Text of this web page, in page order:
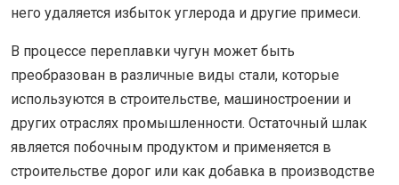
него удаляется избыток углерода и другие примеси.
В процессе переплавки чугун может быть
преобразован в различные виды стали, которые
используются в строительстве, машиностроении и
других отраслях промышленности. Остаточный шлак
является побочным продуктом и применяется в
строительстве дорог или как добавка в производстве